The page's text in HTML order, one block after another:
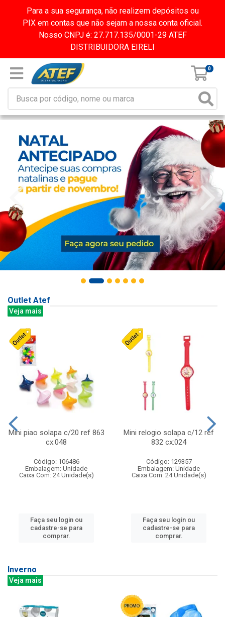
Para a sua segurança, não realizem depósitos ou
PIX em contas que não sejam a nossa conta oficial.
Nosso CNPJ é: 27.717.135/0001-29 ATEF
DISTRIBUIDORA EIRELI
0
Outlet Atef
Veja mais
Mini piao solapa c/20 ref 863
cx:048
Código: 106486
Embalagem: Unidade
Caixa Com: 24 Unidade(s)
Faça seu login ou
cadastre-se para
comprar.
Mini relogio solapa c/12 ref
832 cx:024
Código: 129357
Embalagem: Unidade
Caixa Com: 24 Unidade(s)
Faça seu login ou
cadastre-se para
comprar.
Inverno
Veja mais